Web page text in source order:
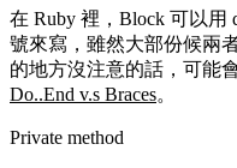
在 Ruby 裡，Block 可以用
號來寫，雖然大部份候兩
的地方沒注意的話，可能
Do..End v.s Braces。
Private method